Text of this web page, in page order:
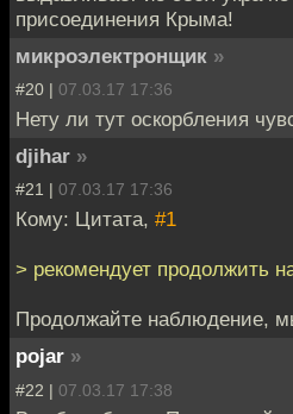
присоединения Крыма!
микроэлектронщик »
#20 | 07.03.17 17:36
Нету ли тут оскорбления
djihar »
#21 | 07.03.17 17:36
Кому: Цитата, #1
> рекомендует продолжить
Продолжайте наблюдение,
pojar »
#22 | 07.03.17 17:38